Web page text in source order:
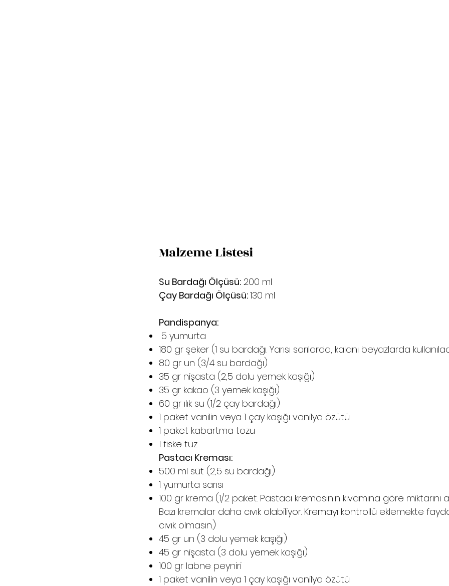
Malzeme Listesi
Su Bardağı Ölçüsü: 200 ml
Çay Bardağı Ölçüsü:130 ml
Pandispanya:
5 yumurta
180 gr şeker (1 su bardağı. Yarısı sarılarda, kalanı beyazlarda
80 gr un (3/4 su bardağı)
35 gr nişasta (2,5 dolu yemek kaşığı)
35 gr kakao (3 yemek kaşığı)
60 gr ılık su (1/2 çay bardağı)
1 paket vanilin veya 1 çay kaşığı vanilya özütü
1 paket kabartma tozu
1 fiske tuz
Pastacı Kreması:
500 ml süt (2,5 su bardağı)
1 yumurta sarısı
100 gr krema (1/2 paket. Pastacı kremasının kıvamına göre miktarını
Bazı kremalar daha cıvık olabiliyor. Kremayı kontrollü eklemekte
cıvık olmasın.)
45 gr un (3 dolu yemek kaşığı)
45 gr nişasta (3 dolu yemek kaşığı)
100 gr labne peyniri
1 paket vanilin veya 1 çay kaşığı vanilya özütü